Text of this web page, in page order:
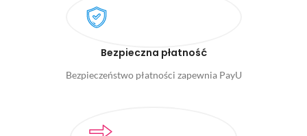
Bezpieczna płatność
Bezpieczeństwo płatności zapewnia PayU